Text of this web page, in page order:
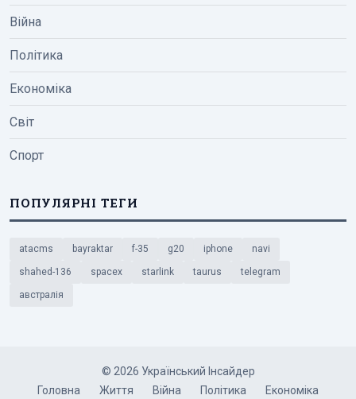
Війна
Політика
Економіка
Світ
Спорт
ПОПУЛЯРНІ ТЕГИ
atacms bayraktar f-35 g20 iphone navi
shahed-136 spacex starlink taurus telegram
австралія
© 2026 Український Інсайдер
Головна
Життя Війна Політика Економіка